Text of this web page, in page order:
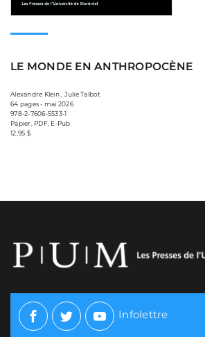
LE MONDE EN ANTHROPOCÈNE
Alexandre Klein , Julie Talbot
64 pages • mai 2026
978-2-7606-5533-1
Papier, PDF, E-Pub
12,95 $
Facebook
TwitterYoutube
Infolettre